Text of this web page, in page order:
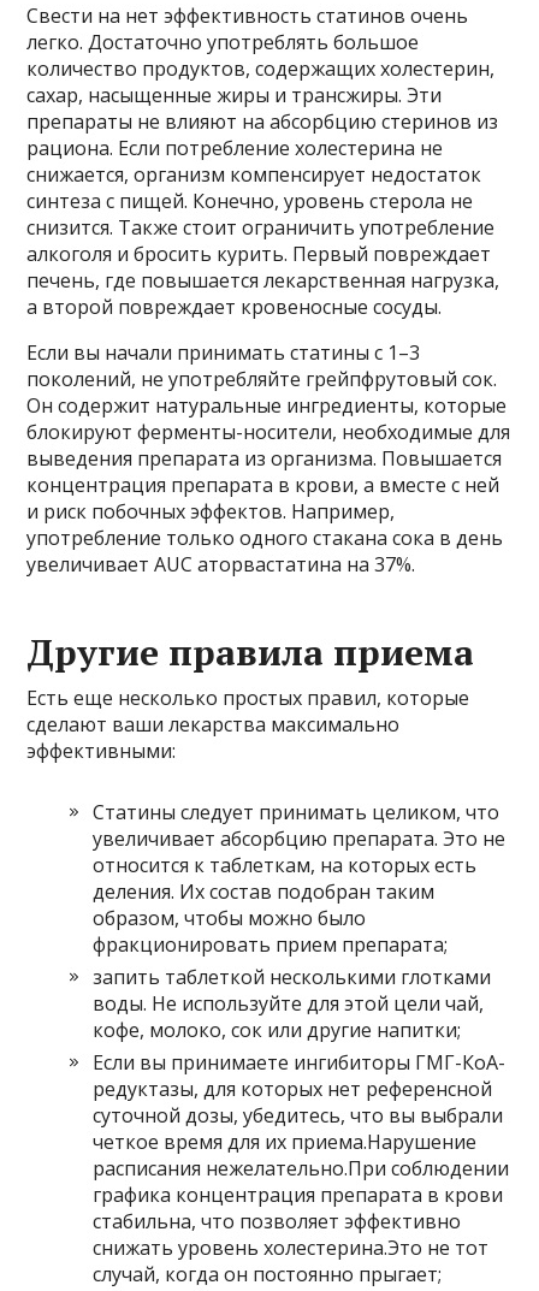
Свести на нет эффективность статинов очень
легко. Достаточно употреблять большое
количество продуктов, содержащих холестерин,
сахар, насыщенные жиры и трансжиры. Эти
препараты не влияют на абсорбцию стеринов из
рациона. Если потребление холестерина не
снижается, организм компенсирует недостаток
синтеза с пищей. Конечно, уровень стерола не
снизится. Также стоит ограничить употребление
алкоголя и бросить курить. Первый повреждает
печень, где повышается лекарственная нагрузка,
а второй повреждает кровеносные сосуды.
Если вы начали принимать статины с 1–3
поколений, не употребляйте грейпфрутовый сок.
Он содержит натуральные ингредиенты, которые
блокируют ферменты-носители, необходимые для
выведения препарата из организма. Повышается
концентрация препарата в крови, а вместе с ней
и риск побочных эффектов. Например,
употребление только одного стакана сока в день
увеличивает AUC аторвастатина на 37%.
Другие правила приема
Есть еще несколько простых правил, которые
сделают ваши лекарства максимально
эффективными:
Статины следует принимать целиком, что
увеличивает абсорбцию препарата. Это не
относится к таблеткам, на которых есть
деления. Их состав подобран таким
образом, чтобы можно было
фракционировать прием препарата;
запить таблеткой несколькими глотками
воды. Не используйте для этой цели чай,
кофе, молоко, сок или другие напитки;
Если вы принимаете ингибиторы ГМГ-КоА-
редуктазы, для которых нет референсной
суточной дозы, убедитесь, что вы выбрали
четкое время для их приема.Нарушение
расписания нежелательно.При соблюдении
графика концентрация препарата в крови
стабильна, что позволяет эффективно
снижать уровень холестерина.Это не тот
случай, когда он постоянно прыгает;